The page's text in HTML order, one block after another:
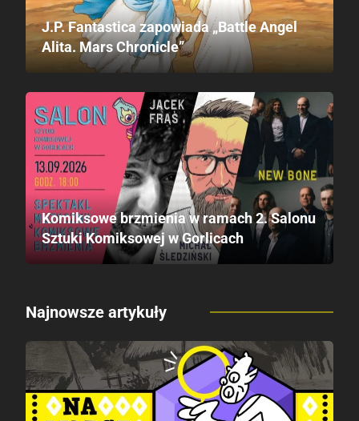
J.P. Fantastica zapowiada „Battle Angel
Alita. Mars Chronicle”
Komiksowe brzmienia w ramach 2. Salonu
Sztuki Komiksowej w Gorlicach
Najnowsze artykuły